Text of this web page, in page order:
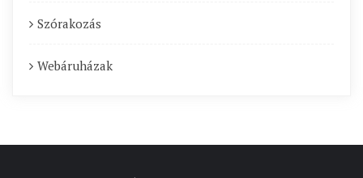
Szórakozás
Webáruházak